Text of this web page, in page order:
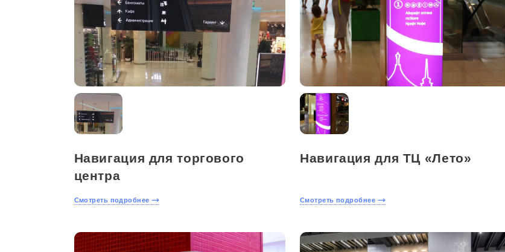
Навигация для торгового
центра
Смотреть подробнее
Навигация для ТЦ «Лето»
Смотреть подробнее